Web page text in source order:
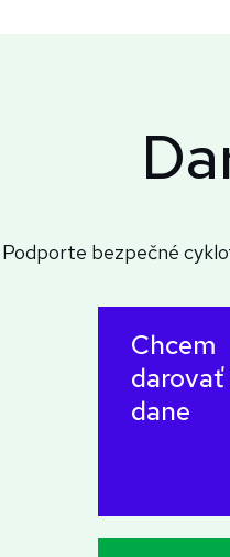
Podporte bezpečné
Chcem
darovať
dane